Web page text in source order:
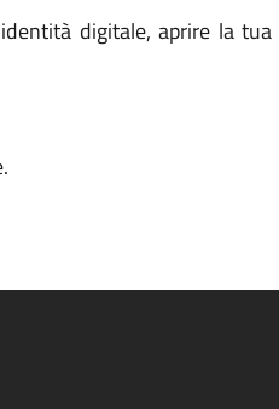
digitale, aprire la tua